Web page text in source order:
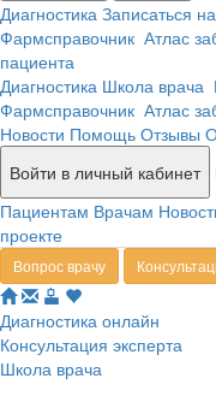
Диагностика Записаться
Фармсправочник Атлас
пациента
Диагностика Школа врача
Фармсправочник Атлас
Новости Помощь Отзывы
Войти в личный кабинет
Пациентам Врачам
проекте
Вопрос врачу
Диагностика онлайн
Консультация эксперта
Школа врача